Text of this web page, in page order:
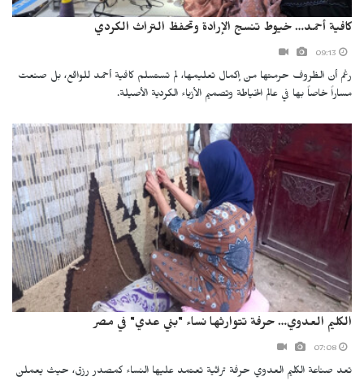
كافية أحمد… خيوط تنسج الإرادة وتحفظ التراث الكردي
رغم أن الظروف حرمتها من إكمال تعليمها، لم تستسلم كافية أحمد للواقع، بل صنعت
مساراً خاصاً بها في عالم الخياطة وتصميم الأزياء الكردية الأصيلة.
الكليم العدوي… حرفة تتوارثها نساء "بني عدي" في مصر
تعد صناعة الكليم العدوي حرفة تراثية تعتمد عليها النساء كمصدر رزق، حيث يعملن